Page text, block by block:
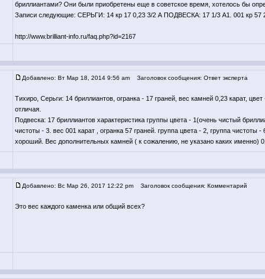
бриллиантами? Они были приобретены еще в советское время, хотелось бы
Записи следующие: СЕРЬГИ: 14 кр 17 0,23 3/2 А ПОДВЕСКА: 17 1/3 А1. 001 кр 57
http://www.brilliant-info.ru/faq.php?id=2167
Добавлено: Вт Мар 18, 2014 9:56 am Заголовок сообщения: Ответ эксперта
Тихиро, Серьги: 14 бриллиантов, огранка - 17 граней, вес камней 0,23 карат, цвет
отличая.
Подвеска: 17 бриллиантов характеристика группы цвета - 1(очень чистый
чистоты - 3. вес 001 карат , огранка 57 граней. группа цвета - 2, группа чистоты -
хороший. Вес дополнительных камней ( к сожалению, не указано каких именно)
Добавлено: Вс Мар 26, 2017 12:22 pm Заголовок сообщения: Комментарий
Это вес каждого каменка или общий всех?